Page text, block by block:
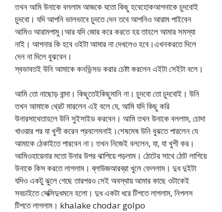
তখন আমি উনাকে বললাম আজকে যতো কিছু হবেহোকআপনাকে চুদবোই
চুদবো। যদি আপনি ভালভাবে চুদতে দেন তবে আপনিও আরাম পাইবেন
আমিও আরামপামু।আর যদি জোর করে করতে হয় তাহলে আমার সমস্যা
নাই। আপনার কি হবে ওইটা আমার না দেখলেও হবে।এখনকরতে দিলে
দেন না দিলে বুঝবেন।
স্বভাবতই উনি আমাকে কনভিন্সড করার চেষ্টা করলেন এইটা সেইটা বলে।
আমি তো নাছোড় বান্দা। কিছুতেইকিছুমানি না। চুদবো তো চুদবোই। উনি
তখন আমাকে থ্রেট মারলেন এই বলে যে, আমি যদি কিছু করি
উনারসাথেতাহলে উনি সুইসাইড করবেন। আমি তখন উনাকে বললাম, চোদা
খাওয়ার পর যা খুশী করেন প্রবলেমনাই।শেষমেষ উনি বুঝতে পারলেন যে
আমাকে ঠেকাইতে পারবেন না। তখন নিজেই বললেন, যা, যা খুশী কর।
আমিওহায়েনার মতো উনার উপর ঝাপিয়ে পড়লাম। ঠোটের সাথে ঠোট লাগিয়ে
উনাকে কিস করতে লাগলাম। ব্লাউজআরব্রা খুলে ফেললাম। দুধ দুইটা
যদিও একটু ঝুলে গেছে তারপরও সেই অবস্থায় আমার কাছে ওটাকেই
সবচাইতে সেক্সিদুধমনে হলো। দুধ একটা ধরে টিপতে লাগলাম, নিপলস
টিপতে লাগলাম। khalake chodar golpo